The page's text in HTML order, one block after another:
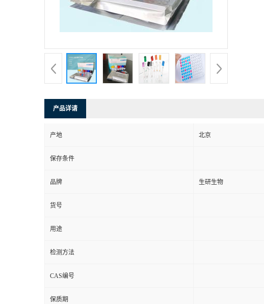
产品详请
产地 北京
保存条件
品牌 生研生物
货号
用途
检测方法
CAS编号
保质期